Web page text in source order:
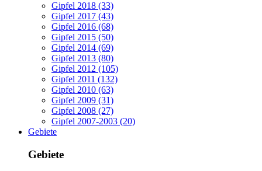
Gipfel 2018 (33)
Gipfel 2017 (43)
Gipfel 2016 (68)
Gipfel 2015 (50)
Gipfel 2014 (69)
Gipfel 2013 (80)
Gipfel 2012 (105)
Gipfel 2011 (132)
Gipfel 2010 (63)
Gipfel 2009 (31)
Gipfel 2008 (27)
Gipfel 2007-2003 (20)
Gebiete
Gebiete